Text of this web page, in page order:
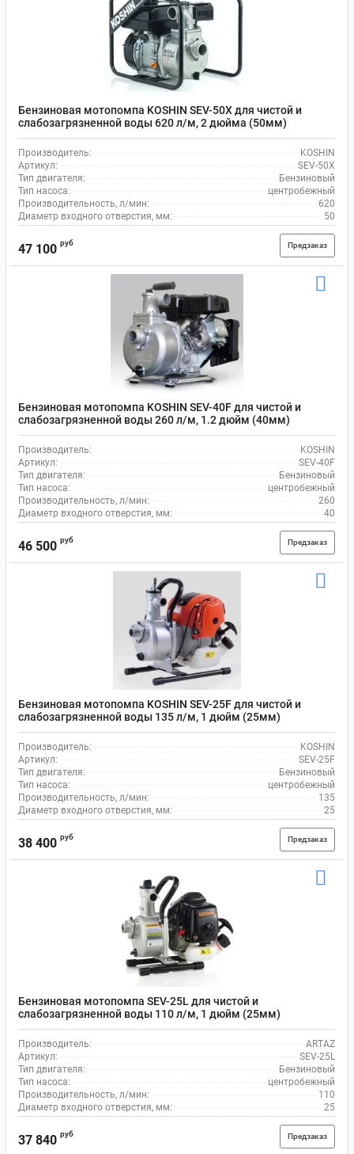
Бензиновая мотопомпа KOSHIN SEV-50X для чистой и
слабозагрязненной воды 620 л/м, 2 дюйма (50мм)
Производитель:
KOSHIN
Артикул:
SEV-50X
Тип двигателя:
Бензиновый
Тип насоса:
центробежный
Производительность, л/мин:
620
Диаметр входного отверстия, мм:
50
47 100 руб Предзаказ
Бензиновая мотопомпа KOSHIN SEV-40F для чистой и
слабозагрязненной воды 260 л/м, 1.2 дюйм (40мм)
Производитель:
KOSHIN
Артикул:
SEV-40F
Тип двигателя:
Бензиновый
Тип насоса:
центробежный
Производительность, л/мин:
260
Диаметр входного отверстия, мм:
40
46 500 руб Предзаказ
Бензиновая мотопомпа KOSHIN SEV-25F для чистой и
слабозагрязненной воды 135 л/м, 1 дюйм (25мм)
Производитель:
KOSHIN
Артикул:
SEV-25F
Тип двигателя:
Бензиновый
Тип насоса:
центробежный
Производительность, л/мин:
135
Диаметр входного отверстия, мм:
25
38 400 руб Предзаказ
Бензиновая мотопомпа SEV-25L для чистой и
слабозагрязненной воды 110 л/м, 1 дюйм (25мм)
Производитель:
ARTAZ
Артикул:
SEV-25L
Тип двигателя:
Бензиновый
Тип насоса:
центробежный
Производительность, л/мин:
110
Диаметр входного отверстия, мм:
25
37 840 руб Предзаказ